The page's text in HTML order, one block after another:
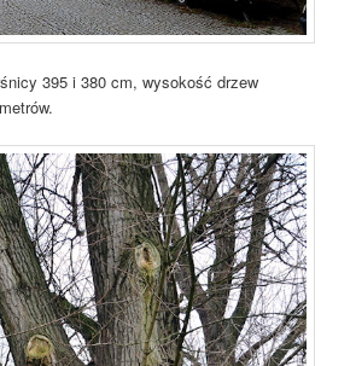
395 i 380 cm, wysokość drzew